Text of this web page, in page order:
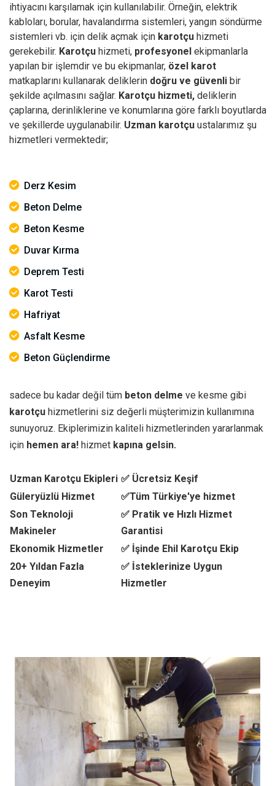
ihtiyacını karşılamak için kullanılabilir. Örneğin, elektrik
kabloları, borular, havalandırma sistemleri, yangın söndürme
sistemleri vb. için delik açmak için karotçu hizmeti
gerekebilir. Karotçu hizmeti, profesyonel ekipmanlarla
yapılan bir işlemdir ve bu ekipmanlar, özel karot
matkaplarını kullanarak deliklerin doğru ve güvenli bir
şekilde açılmasını sağlar. Karotçu hizmeti, deliklerin
çaplarına, derinliklerine ve konumlarına göre farklı boyutlarda
ve şekillerde uygulanabilir. Uzman karotçu ustalarımız şu
hizmetleri vermektedir;
Derz Kesim
Beton Delme
Beton Kesme
Duvar Kırma
Deprem Testi
Karot Testi
Hafriyat
Asfalt Kesme
Beton Güçlendirme
sadece bu kadar değil tüm beton delme ve kesme gibi
karotçu hizmetlerini siz değerli müşterimizin kullanımına
sunuyoruz. Ekiplerimizin kaliteli hizmetlerinden yararlanmak
için hemen ara! hizmet kapına gelsin.
Uzman Karotçu Ekipleri ✅ Ücretsiz Keşif
Güleryüzlü Hizmet
✅Tüm Türkiye'ye hizmet
Son Teknoloji
Makineler
✅ Pratik ve Hızlı Hizmet
Garantisi
Ekonomik Hizmetler
✅ İşinde Ehil Karotçu Ekip
20+ Yıldan Fazla
Deneyim
✅ İsteklerinize Uygun
Hizmetler